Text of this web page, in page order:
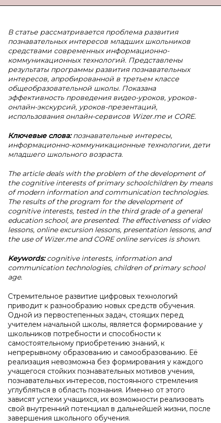
В статье рассматривается проблема развития
познавательных интересов младших школьников
средствами современных информационно-
коммуникационных технологий. Представлены
результаты программы развития познавательных
интересов, апробированной в третьем классе
общеобразовательной школы. Показана
эффективность проведения видео-уроков, уроков-
онлайн-экскурсий, уроков-презентаций,
использования онлайн-сервисов Wizer.me и CORE.
Ключевые слова:познавательные интересы,
информационно-коммуникационные технологии, дети
младшего школьного возраста.
The article deals with the problem of the development of
the cognitive interests of primary schoolchildren by means
of modern information and communication technologies.
The results of the program for the development of
cognitive interests, tested in the third grade of a general
education school, are presented. The effectiveness of video
lessons, online excursion lessons, presentation lessons, and
the use of Wizer.me and CORE online services is shown.
Keywords:cognitive interests, information and
communication technologies, children of primary school
age.
Стремительное развитие цифровых технологий
приводит к разнообразию новых средств обучения.
Одной из первостепенных задач, стоящих перед
учителем начальной школы, является формирование у
школьников потребности и способности к
самостоятельному приобретению знаний, к
непрерывному образованию и самообразованию. Её
реализация невозможна без формирования у каждого
учащегося стойких познавательных мотивов учения,
познавательных интересов, постоянного стремления
углубляться в область познания. Именно от этого
зависят успехи учащихся, их возможности реализовать
свой внутренний потенциал в дальнейшей жизни, после
завершения школьного обучения.